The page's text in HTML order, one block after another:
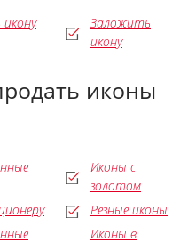
Заложить
икону
иконы
Иконы с
золотом
Резные иконы
Иконы в